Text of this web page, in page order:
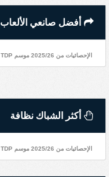
أفضل صانعي الألعاب
الإحصائيات من 2025/26 موسم Liga TDP
أكثر الشباك نظافة
الإحصائيات من 2025/26 موسم Liga TDP